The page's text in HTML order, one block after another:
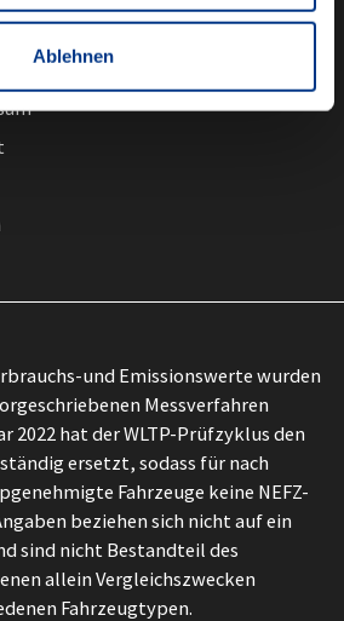
Ablehnen
und Emissionswerte wurden
Messverfahren
2022 hat der WLTP-Prüfzyklus den
ersetzt, sodass für nach
Fahrzeuge keine NEFZ-
beziehen sich nicht auf ein
sind nicht Bestandteil des
allein Vergleichszwecken
Fahrzeugtypen.